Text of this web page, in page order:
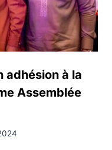
adhésion à la
Assemblée